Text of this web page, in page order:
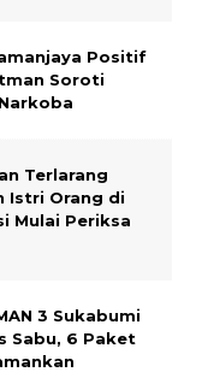
Positif
Soroti
Terlarang
Istri Orang di
Mulai Periksa
3 Sukabumi
Sabu, 6 Paket